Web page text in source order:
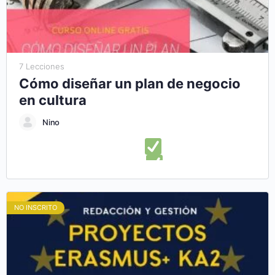
autónomo y en el Aprender Haciendo (Learning-by-Doing),
podrás conocer algunas de las oportunidades europeas de
formación y participación en el ámbito juvenil.
7 Lecciones
Cómo diseñar un plan de negocio
en cultura
Nino
para el diseño de una estructura de plan de negocios
Presentar con éxito un plan de negocio cultural
Descubrir
herramientas para diseñar un plan de empresa cultural
Aprender a administrar y ejecutar correctamente tu plan de
NO INSCRITO